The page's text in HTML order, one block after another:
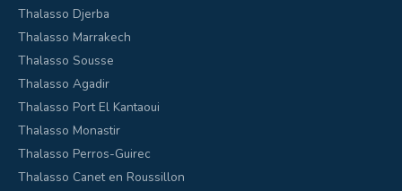
Thalasso Djerba
Thalasso Marrakech
Thalasso Sousse
Thalasso Agadir
Thalasso Port El Kantaoui
Thalasso Monastir
Thalasso Perros-Guirec
Thalasso Canet en Roussillon